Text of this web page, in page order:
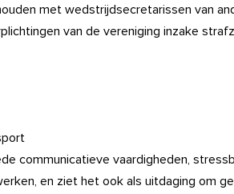
met wedstrijdsecretarissen van
van de vereniging inzake
communicatieve vaardigheden,
en ziet het ook als uitdaging om